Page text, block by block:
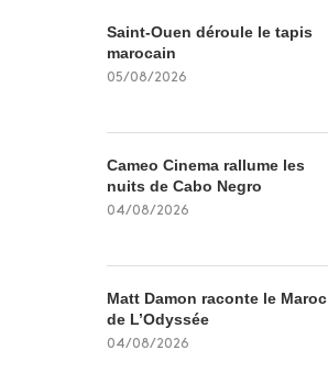
Saint-Ouen déroule le tapis
marocain
05/08/2026
Cameo Cinema rallume les
nuits de Cabo Negro
04/08/2026
Matt Damon raconte le Maroc
de L’Odyssée
04/08/2026